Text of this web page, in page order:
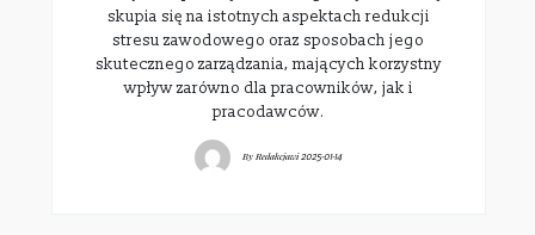
skupia się na istotnych aspektach redukcji
stresu zawodowego oraz sposobach jego
skutecznego zarządzania, mających korzystny
wpływ zarówno dla pracowników, jak i
pracodawców.
ByRedakcjawi 2025-01-14